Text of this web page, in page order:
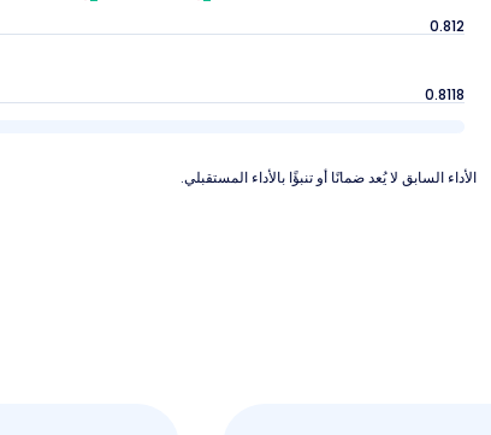
0.8118
0.812
الأداء السابق لا يُعد ضمانًا أو تنبؤًا بالأداء المستقبلي.